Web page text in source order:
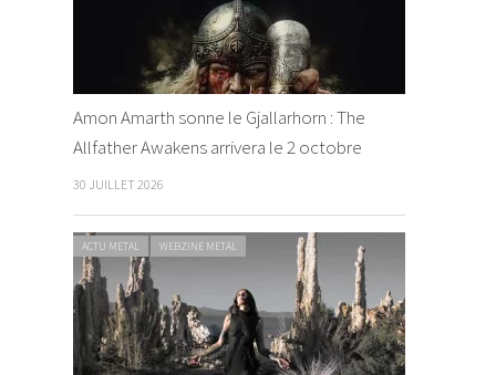
Amon Amarth sonne le Gjallarhorn : The
Allfather Awakens arrivera le 2 octobre
30 JUILLET 2026
ACTU METAL WEBZINE METAL